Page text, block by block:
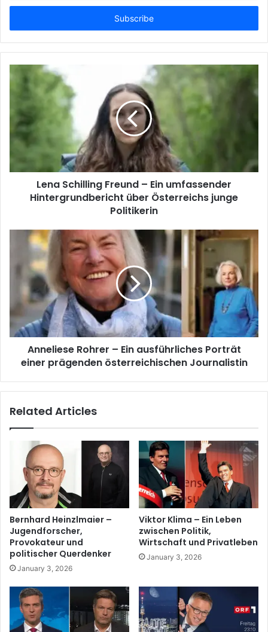
Email
Lena Schilling Freund – Ein umfassender
Hintergrundbericht über Österreichs junge
Politikerin
Anneliese Rohrer – Ein ausführliches Porträt
einer prägenden österreichischen Journalistin
Related Articles
Bernhard Heinzlmaier –
Jugendforscher,
Provokateur und
politischer Querdenker
January 3, 2026
Viktor Klima – Ein Leben
zwischen Politik,
Wirtschaft und Privatleben
January 3, 2026